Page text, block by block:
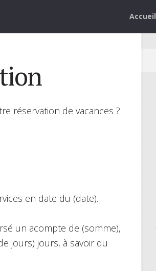
Accueil
réservation de vacances ?
en date du (date).
un acompte de (somme),
jours) jours, à savoir du